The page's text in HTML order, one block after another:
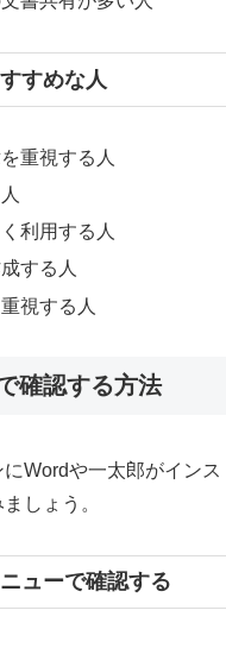
すめな人
重視する人
利用する人
する人
視する人
確認する方法
Wordや一太郎がイン
しょう。
ューで確認する